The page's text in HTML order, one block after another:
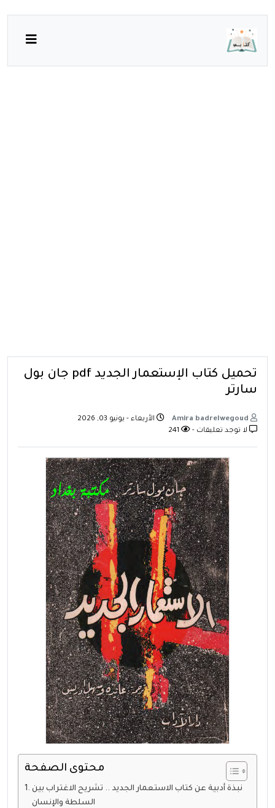
تحميل كتاب الإستعمار الجديد pdf جان بول
سارتر
الأربعاء - يونيو 03, 2026
لا توجد تعليقات -
محتوى الصفحة
نبذة أدبية عن كتاب الاستعمار الجديد .. تشريح الاغتراب بين
السلطة والإنسان